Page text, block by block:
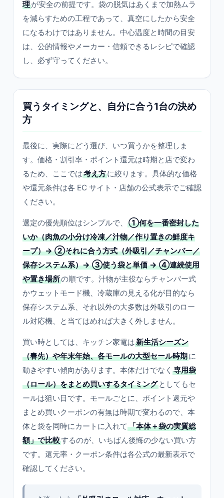
理が安全の前提です。袋の脱気はあくまで加熱ムラ
を減らすための工程であって、真空にしたから安全
になるわけではありません。中心温度と時間の目安
は、公的情報やメーカー・信頼できるレシピで確認
し、必ず守ってください。
買うタイミングと、自分に合う1台の決め
方
最後に、実際にどう選び、いつ買うかを整理しま
す。価格・割引率・ポイント還元は時期と店で変わ
るため、ここでは考え方に絞ります。具体的な価格
や還元条件は各 EC サイト・店舗の公式表示でご確認
ください。
選定の優先順位はシンプルで、
①何を一番密封した
いか（肉魚の小分け冷凍／汁物／作り置きの鮮度キ
ープ）→ ②それに合う方式（外吸引／チャンバー／
保存システム系）→ ③使う袋と単価 → ④連続使用
や置き場所の順です。汁物が主役ならチャンバー式
かウェットモード機、冷蔵庫の見える化が目的なら
保存システム系、それ以外の大多数は外吸引のロー
ル対応機、と当てはめれば大きく外しません。
買い時としては、キッチン家電は新生活シーズン
（春先）や年末年始、各モールの大型セール時期に
動きやすい傾向があります。本体だけでなく 専用袋
（ロール）をまとめ買いするタイミング としてもセ
ールは狙い目です。モールごとに、ポイント還元や
まとめ買いクーポンの有無は時期で変わるので、本
体と袋を同時にカートに入れて 「本体＋袋の実質総
額」で比較するのが、いちばん後悔の少ない買い方
です。還元率・クーポン条件は各公式の最新表示で
確認してください。